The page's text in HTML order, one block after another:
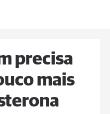
precisa
mais